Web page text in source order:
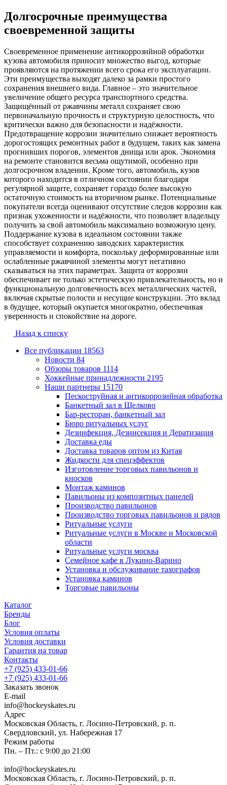
Долгосрочные преимущества
своевременной защиты
Своевременное применение антикоррозийной обработки
кузова автомобиля приносит множество выгод, которые
проявляются на протяжении всего срока его эксплуатации.
Эти преимущества выходят далеко за рамки простого
сохранения внешнего вида. Главное – это значительное
увеличение общего ресурса транспортного средства.
Защищённый от ржавчины металл сохраняет свою
первоначальную прочность и структурную целостность, что
критически важно для безопасности и надёжности.
Предотвращение коррозии значительно снижает вероятность
дорогостоящих ремонтных работ в будущем, таких как замена
прогнивших порогов, элементов днища или арок. Экономия
на ремонте становится весьма ощутимой, особенно при
долгосрочном владении. Кроме того, автомобиль, кузов
которого находится в отличном состоянии благодаря
регулярной защите, сохраняет гораздо более высокую
остаточную стоимость на вторичном рынке. Потенциальные
покупатели всегда оценивают отсутствие следов коррозии как
признак ухоженности и надёжности, что позволяет владельцу
получить за свой автомобиль максимально возможную цену.
Поддержание кузова в идеальном состоянии также
способствует сохранению заводских характеристик
управляемости и комфорта, поскольку деформированные или
ослабленные ржавчиной элементы могут негативно
сказываться на этих параметрах. Защита от коррозии
обеспечивает не только эстетическую привлекательность, но и
функциональную долговечность всех металлических частей,
включая скрытые полости и несущие конструкции. Это вклад
в будущее, который окупается многократно, обеспечивая
уверенность и спокойствие на дороге.
Назад к списку
Все публикации 18563
Новости 84
Обзоры товаров 1114
Хоккейные принадлежности 2195
Наши партнеры 15170
Пескоструйная и антикоррозийная обработка
Банкетный зал в Щелково
Бар-ресторан, банкетный зал
Бюро ритуальных услуг
Дезинфекция, Дезинсекция и Дератизация
Доставка еды
Доставка товаров оптом из Китая
Жидкости для спецэффектов
Изготовление торговых павильонов и
киосков
Монтаж каминов
Павильоны из композитных панелей
Производство павильонов
Производство торговых павильонов и рядов
Ритуальные услуги
Ритуальные услуги в Москве и Московской
области
Ритуальные услуги москва
Семейное кафе в Лукино-Варино
Установка и обслуживание тахографов
Установка каминов
Торговые павильоны
Каталог
Бренды
Блог
Условия оплаты
Условия доставки
Гарантия на товар
Контакты
+7 (925) 433-01-66
+7 (925) 433-01-66
Заказать звонок
E-mail
info@hockeyskates.ru
Адрес
Московская Область, г. Лосино-Петровский, р. п.
Свердловский, ул. Набережная 17
Режим работы
Пн. – Пт.: с 9:00 до 21:00
info@hockeyskates.ru
Московская Область, г. Лосино-Петровский, р. п.